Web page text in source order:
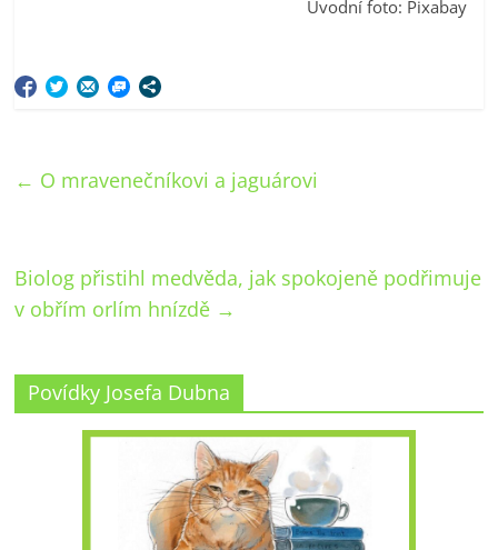
Úvodní foto: Pixabay
← O mravenečníkovi a jaguárovi
Biolog přistihl medvěda, jak spokojeně podřimuje
v obřím orlím hnízdě →
Povídky Josefa Dubna